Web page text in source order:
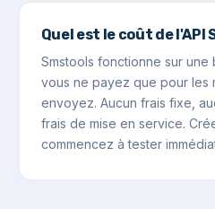
Quel est le coût de l'API
Smstools fonctionne sur
vous ne payez que pour les
envoyez. Aucun frais fixe,
frais de mise en service.
commencez à tester